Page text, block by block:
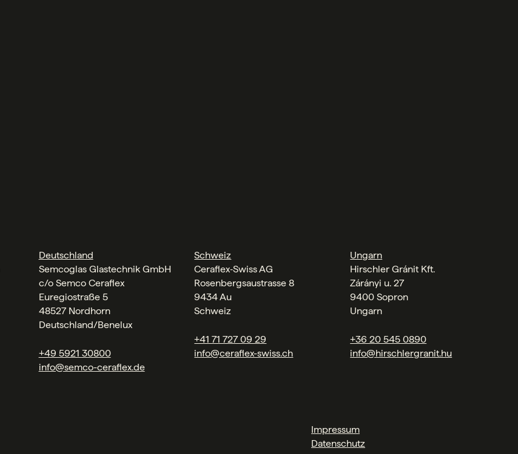
Deutschland
Semcoglas Glastechnik GmbH
c/o Semco Ceraflex
Euregiostraße 5
48527 Nordhorn
Deutschland/Benelux
+49 5921 30800
info@semco-ceraflex.de
Schweiz
Ceraflex‑Swiss AG
Rosenbergsaustrasse 8
9434 Au
Schweiz
+41 71 727 09 29
info@ceraflex-swiss.ch
Ungarn
Hirschler Gránit Kft.
Zárányi u. 27
9400 Sopron
Ungarn
+36 20 545 0890
info@hirschlergranit.hu
Impressum
Datenschutz